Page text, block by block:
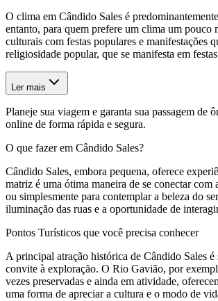
O clima em Cândido Sales é
entanto, para quem prefere um clima um pouco
culturais com festas populares e manifestações
religiosidade popular, que se manifesta em
Ler mais
Planeje sua viagem e garanta sua passagem
online de forma rápida e segura.
O que fazer em Cândido Sales?
Cândido Sales, embora pequena, oferece
matriz é uma ótima maneira de se conectar com
ou simplesmente para contemplar a beleza do
iluminação das ruas e a oportunidade de
Pontos Turísticos que você precisa conhecer
A principal atração histórica de Cândido Sales
convite à exploração. O Rio Gavião, por
vezes preservadas e ainda em atividade,
uma forma de apreciar a cultura e o modo de